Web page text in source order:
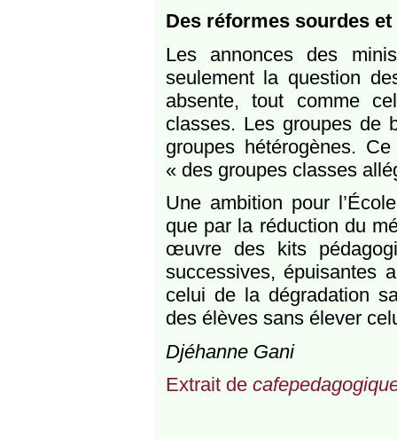
Des réformes sourdes
Les annonces des
seulement la question
absente, tout comme
classes. Les groupes de
groupes hétérogènes.
« des groupes classes
Une ambition pour
que par la réduction du
œuvre des kits
successives, épuisantes
celui de la dégradation
des élèves sans élever
Djéhanne Gani
Extrait de